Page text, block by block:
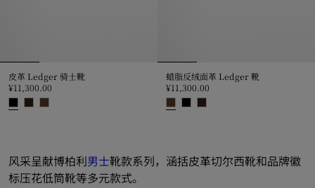
风采呈献博柏利男士靴款系列，涵括皮革切尔西靴和品牌徽
标压花低筒靴等多元款式。
皮革 Ledger 骑士靴
¥11,300.00
蜡脂反绒面革 Ledger 靴
¥11,300.00